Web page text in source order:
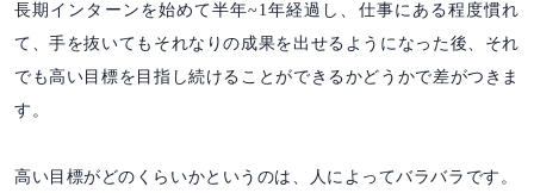
長期インターンを始めて半年~1年経過し、仕事にある程度慣れ
て、手を抜いてもそれなりの成果を出せるようになった後、それ
でも高い目標を目指し続けることができるかどうかで差がつきま
す。
高い目標がどのくらいかというのは、人によってバラバラです。